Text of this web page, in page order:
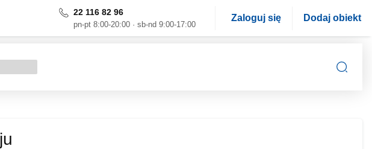
22 116 82 96
pn-pt 8:00-20:00 · sb-nd 9:00-17:00
Zaloguj się Dodaj obiekt